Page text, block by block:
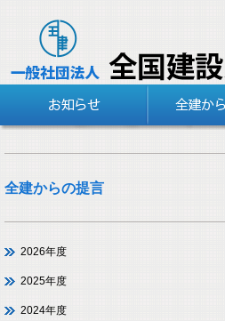
全建からの提言
2026年度
2025年度
2024年度